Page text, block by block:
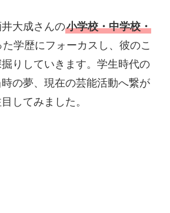
大成さんの小学校・中学校・
た学歴にフォーカスし、彼のこ
りしていきます。学生時代の
の夢、現在の芸能活動へ繋が
してみました。